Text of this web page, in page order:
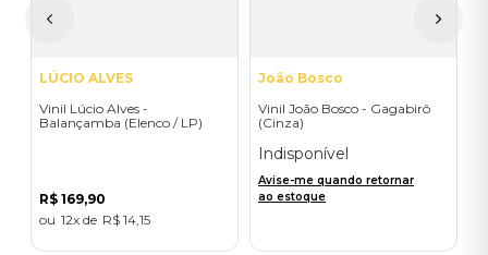
LÚCIO ALVES
Vinil Lúcio Alves -
Balançamba (Elenco / LP)
R$ 169,90
12
R$ 14 15
João Bosco
Vinil João Bosco - Gagabirô
(Cinza)
Indisponível
Avise-me quando retornar
ao estoque